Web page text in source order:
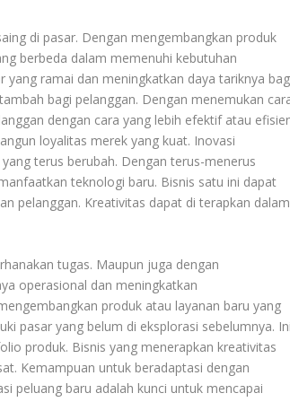
di pasar. Dengan mengembangkan produk
berbeda dalam memenuhi kebutuhan
ramai dan meningkatkan daya tariknya
bagi pelanggan. Dengan menemukan
dengan cara yang lebih efektif atau
loyalitas merek yang kuat. Inovasi
terus berubah. Dengan terus-menerus
teknologi baru. Bisnis satu ini dapat
pelanggan. Kreativitas dapat di terapkan dalam
tugas. Maupun juga dengan
operasional dan meningkatkan
produk atau layanan baru yang
pasar yang belum di eksplorasi sebelumnya. Ini
produk. Bisnis yang menerapkan kreativitas
Kemampuan untuk beradaptasi dengan
peluang baru adalah kunci untuk mencapai